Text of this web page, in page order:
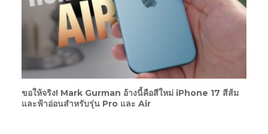
ขอให้จริง! Mark Gurman อ้างนี้คือสีใหม่ iPhone 17 สีส้ม
และฟ้าอ่อนสำหรับรุ่น Pro และ Air